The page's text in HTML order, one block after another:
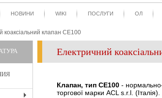
НОВИНИ WIKI ПОСЛУГИ ОЛ
коаксіальний клапан CE100
Електричний
Клапан, тип CE100 - нормально-
торгової марки ACL s.r.l. (Італія).